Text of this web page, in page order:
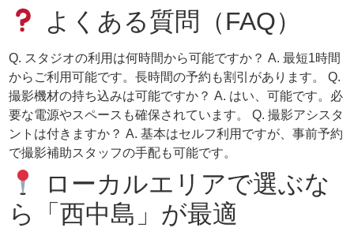
よくある質問（FAQ）
Q. スタジオの利用は何時間から可能ですか？ A. 最短1時間
からご利用可能です。長時間の予約も割引があります。 Q.
撮影機材の持ち込みは可能ですか？ A. はい、可能です。必
要な電源やスペースも確保されています。 Q. 撮影アシスタ
ントは付きますか？ A. 基本はセルフ利用ですが、事前予約
で撮影補助スタッフの手配も可能です。
ローカルエリアで選ぶな
ら「西中島」が最適